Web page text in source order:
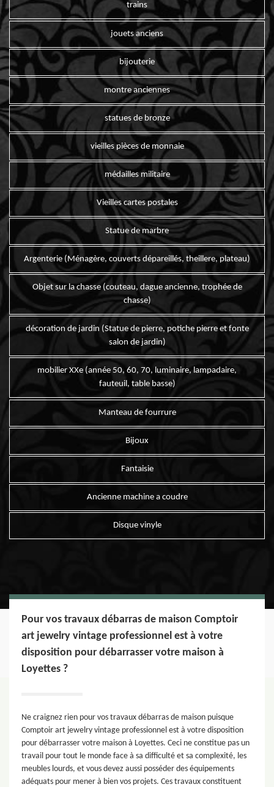
trains
jouets anciens
bijouterie
montre anciennes
statues de bronze
vieilles pièces de monnaie
médailles militaire
Vieilles cartes postales
Statue de marbre
Argenterie (Ménagère, couverts dépareillés, theillere, plateau)
Objet sur la chasse (couteau, dague ancienne, trophée de
chasse)
décoration de jardin (Statue de pierre, potiche pierre et fonte
salon de jardin)
mobilier XXe (année 50, 60, 70, luminaire, lampadaire,
fauteuil, table basse)
Manteau de fourrure
Bijoux
Fantaisie
Ancienne machine a coudre
Disque vinyle
Pour vos travaux débarras de maison Comptoir
art jewelry vintage professionnel est à votre
disposition pour débarrasser votre maison à
Loyettes ?
Ne craignez rien pour vos travaux débarras de maison puisque
Comptoir art jewelry vintage professionnel est à votre disposition
pour débarrasser votre maison à Loyettes. Ceci ne constitue pas un
travail pour tout le monde face à sa difficulté et sa complexité, les
meubles lourds, et vous devez aussi posséder des équipements
adéquats pour mener à bien vos projets. Ces travaux constituent